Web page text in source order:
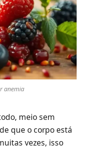
anemia
meio sem
que o corpo está
vezes, isso